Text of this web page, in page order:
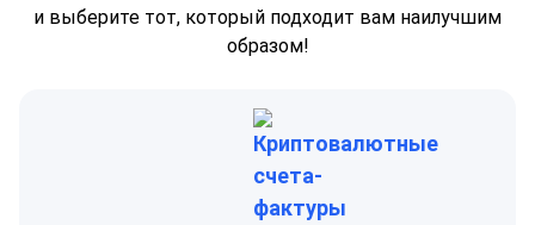
и выберите тот, который подходит вам наилучшим
образом!